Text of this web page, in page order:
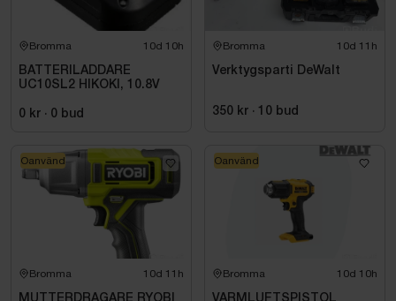
Bromma 10d 10h
BATTERILADDARE
UC10SL2 HIKOKI, 10.8V
0 kr · 0 bud
Bromma 10d 11h
Verktygsparti DeWalt
350 kr · 10 bud
Bromma 10d 11h
Oanvänd
Bromma 10d 10h
Oanvänd